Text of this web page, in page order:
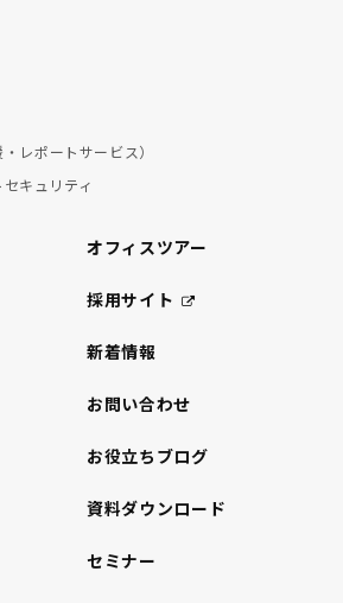
レポートサービス）
キュリティ
オフィスツアー
採用サイト
新着情報
お問い合わせ
お役立ちブログ
資料ダウンロード
セミナー